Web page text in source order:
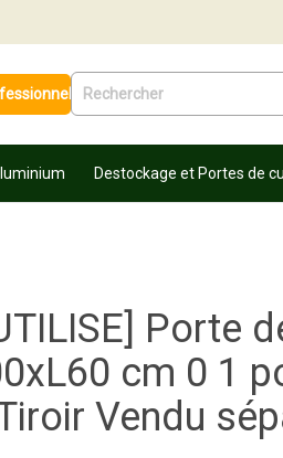
Destockage et Portes de
Porte
cm 0 1
Vendu